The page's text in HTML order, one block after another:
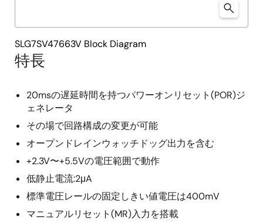
特長
20msの遅延時間を持つパワーオンリセット(POR)ジ
ェネレータ
その場で回路構成の変更が可能
オープンドレインウォッチドッグ出力を含む
+2.3V〜+5.5Vの電圧範囲で動作
低静止電流:2μA
標準電圧レールの固定しきい値電圧は400mV
マニュアルリセット(MR)入力を搭載
SLG7SV47663V Block Diagram